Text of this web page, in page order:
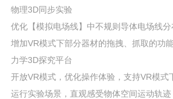
物理3D同步实验
优化【模拟电场线】中不规则导体电场线分
增加VR模式下部分器材的拖拽、抓取的功
力学3D探究平台
开放VR模式，优化操作体验，支持VR模式
运行实验场景，直观感受物体空间运动轨迹